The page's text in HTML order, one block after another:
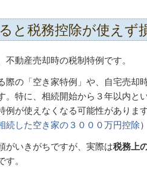
と税務控除が使えず
動産売却時の税制特例です。
際の「空き家特例」や、自宅売却
。特に、相続開始から３年以内と
例が使えなくなる可能性がありま
続した空き家の３０００万円控除）
がいきがちですが、実際は税務上
す。